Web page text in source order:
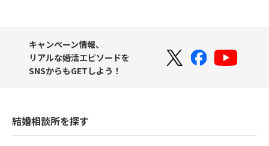
キャンペーン情報、
リアルな婚活エピソードを
SNSからもGETしよう！
結婚相談所を探す